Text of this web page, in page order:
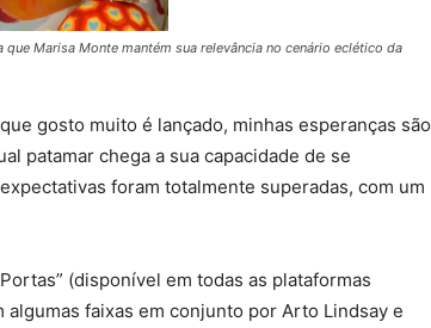
Marisa Monte mantém sua relevância no cenário eclético da
gosto muito é lançado, minhas esperanças são
patamar chega a sua capacidade de se
foram totalmente superadas, com um
(disponível em todas as plataformas
faixas em conjunto por Arto Lindsay e